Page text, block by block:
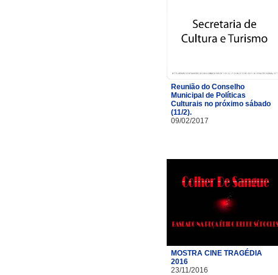
Reunião do Conselho
Municipal de Políticas
Culturais no próximo sábado
(11/2).
09/02/2017
MOSTRA CINE TRAGÉDIA
2016
23/11/2016